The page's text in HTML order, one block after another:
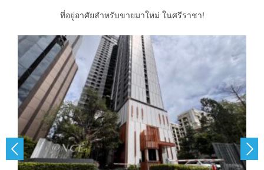
ที่อยู่อาศัยสำหรับขายมาใหม่ ในศรีราชา!
 